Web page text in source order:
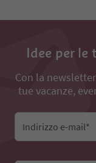
Idee per le
Con la
tue vacanze,
Indirizzo e-mail*